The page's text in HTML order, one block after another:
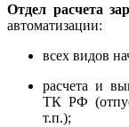
Отдел расчета
автоматизации:
всех видов
расчета и
ТК РФ
т.п.);